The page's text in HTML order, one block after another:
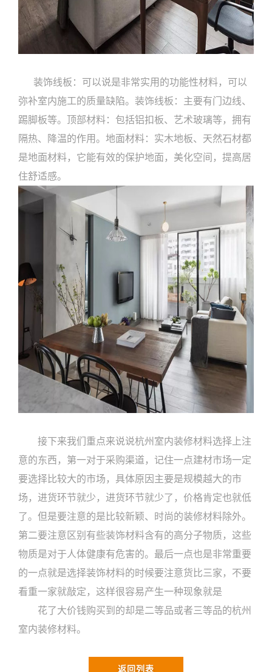
装饰线板：可以说是非常实用的功能性材料，可以
弥补室内施工的质量缺陷。装饰线板：主要有门边线、
踢脚板等。顶部材料：包括铝扣板、艺术玻璃等，拥有
隔热、降温的作用。地面材料：实木地板、天然石材都
是地面材料，它能有效的保护地面，美化空间，提高居
住舒适感。
接下来我们重点来说说杭州室内装修材料选择上注
意的东西，第一对于采购渠道，记住一点建材市场一定
要选择比较大的市场，具体原因主要是规模越大的市
场，进货环节就少，进货环节就少了，价格肯定也就低
了。但是要注意的是比较新颖、时尚的装修材料除外。
第二要注意区别有些装饰材料含有的高分子物质，这些
物质是对于人体健康有危害的。最后一点也是非常重要
的一点就是选择装饰材料的时候要注意货比三家，不要
看重一家就敲定，这样很容易产生一种现象就是
花了大价钱购买到的却是二等品或者三等品的杭州
室内装修材料。
返回列表